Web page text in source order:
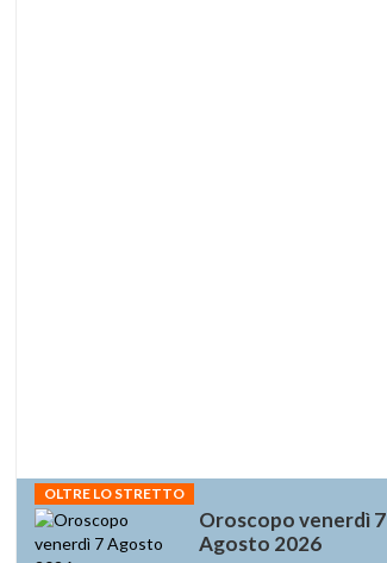
OLTRE LO STRETTO
Oroscopo venerdì 7
Agosto 2026